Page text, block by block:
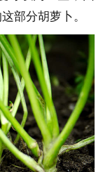
部分胡萝卜。